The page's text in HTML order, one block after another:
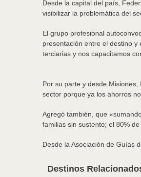
Desde la capital del país,
visibilizar la problemática del
El grupo profesional
presentación entre el destino
terciarias y nos capacitamos
Por su parte y desde
sector porque ya los ahorros
Agregó también, que
familias sin sustento; el 80%
Desde la Asociación de Guías
Destinos